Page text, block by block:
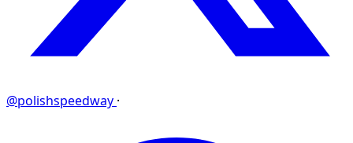
@polishspeedway ·